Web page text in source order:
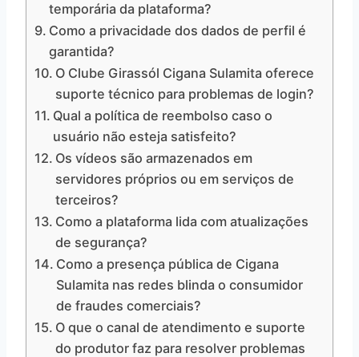
temporária da plataforma?
Como a privacidade dos dados de perfil é
garantida?
O Clube Girassól Cigana Sulamita oferece
suporte técnico para problemas de login?
Qual a política de reembolso caso o
usuário não esteja satisfeito?
Os vídeos são armazenados em
servidores próprios ou em serviços de
terceiros?
Como a plataforma lida com atualizações
de segurança?
Como a presença pública de Cigana
Sulamita nas redes blinda o consumidor
de fraudes comerciais?
O que o canal de atendimento e suporte
do produtor faz para resolver problemas